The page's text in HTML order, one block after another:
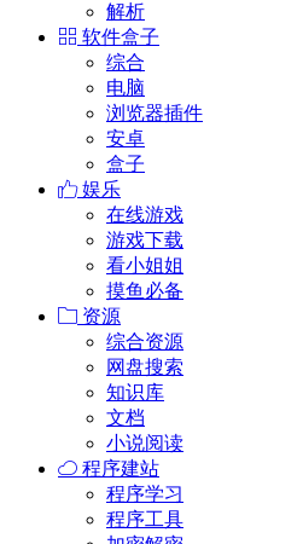
解析
软件盒子
综合
电脑
浏览器插件
安卓
盒子
娱乐
在线游戏
游戏下载
看小姐姐
摸鱼必备
资源
综合资源
网盘搜索
知识库
文档
小说阅读
程序建站
程序学习
程序工具